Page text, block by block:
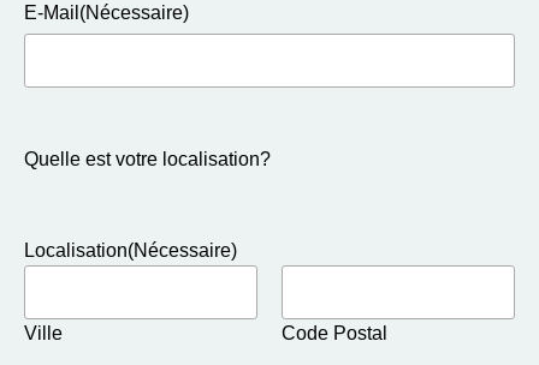
E-Mail (Nécessaire)
Quelle est votre localisation?
Localisation(Nécessaire)
Ville Code Postal